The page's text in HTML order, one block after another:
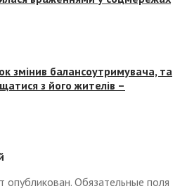
змінив балансоутримувача, та
з його жителів –
опубликован. Обязательные поля